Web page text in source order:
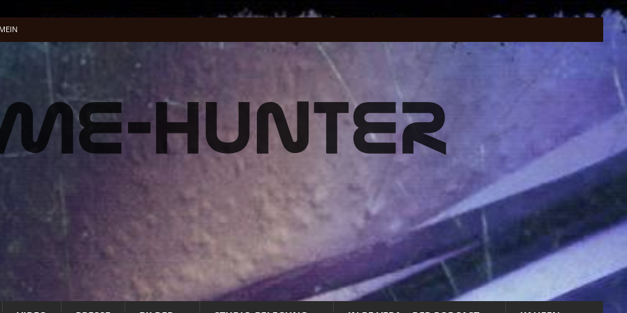
Dschungel ALLGEMEIN
…
Vocals BAND
ALLG. INFO
und Musenklänge: Eine Odyssee der Übertreibungen“
Musik wird
Musik wird